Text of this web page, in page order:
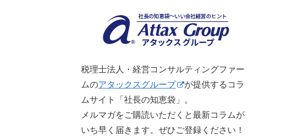
税理士法人・経営コンサルティングファー
ムのアタックスグループ
が提供するコラ
ムサイト「社長の知恵袋」。
メルマガをご購読いただくと最新コラムが
いち早く届きます。ぜひご登録ください！